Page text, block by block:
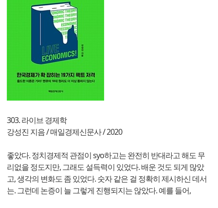
303. 라이브 경제학
강성진 지음 / 매일경제신문사 / 2020
좋았다. 정치경제적 관점이 syo하고는 완전히 반대라고 해도 무
리없을 정도지만, 그래도 설득력이 있었다. 배운 것도 되게 많았
고, 생각의 변화도 좀 있었다. 숫자 같은 걸 정확히 제시하신 데서
는. 그런데 논증이 늘 그렇게 진행되지는 않았다. 예를 들어,